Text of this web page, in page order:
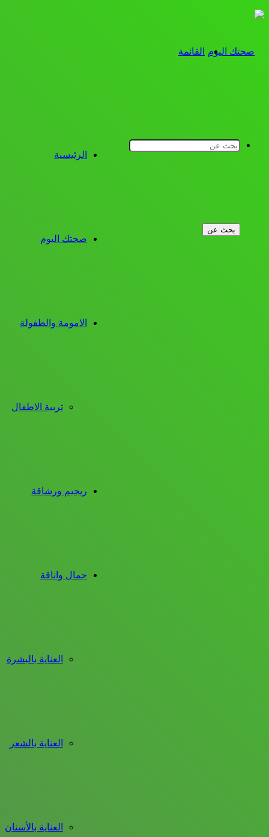
القائمة
الرئيسية
صحتك اليوم
الامومة والطفولة
تربية الاطفال
ريجيم ورشاقة
جمال واناقة
العناية بالبشرة
العناية بالشعر
العناية بالأسنان
بحث عن